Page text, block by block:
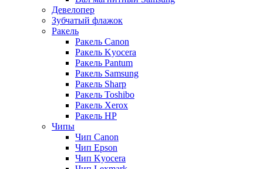
Девелопер
Зубчатый флажок
Ракель
Ракель Canon
Ракель Kyocera
Ракель Pantum
Ракель Samsung
Ракель Sharp
Ракель Toshibo
Ракель Xerox
Ракель НР
Чипы
Чип Canon
Чип Epson
Чип Kyocera